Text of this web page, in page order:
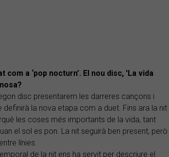
a ‘pop nocturn’. El nou disc, 'La vida
disc presentarem les darreres cançons i
la nova etapa com a duet. Fins ara la nit
les coses més importants de la vida, tant
el sol es pon. La nit seguirà ben present, però
línies.
de la nit ens ha servit per descriure el